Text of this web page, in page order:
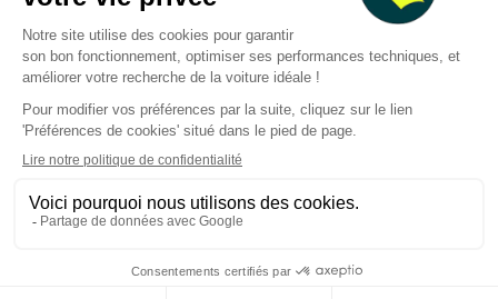
LA VOITURE DE VOS RÊVES
Racing Bulls : l’échec de
Barcelone 2024 qui a
déclenché la progression de
2026
Aug 9, 2026
F1 2026 : les
Aug 8, 2026